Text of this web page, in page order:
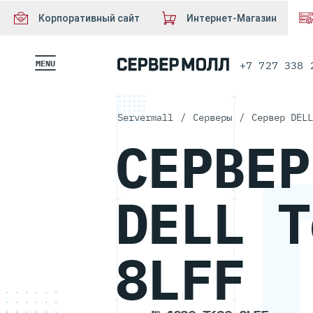
Корпоративный сайт Интернет-Магазин
MENU +7 727 338
Servermall / Серверы / Сервер
СЕРВЕР
DELL
8LFF